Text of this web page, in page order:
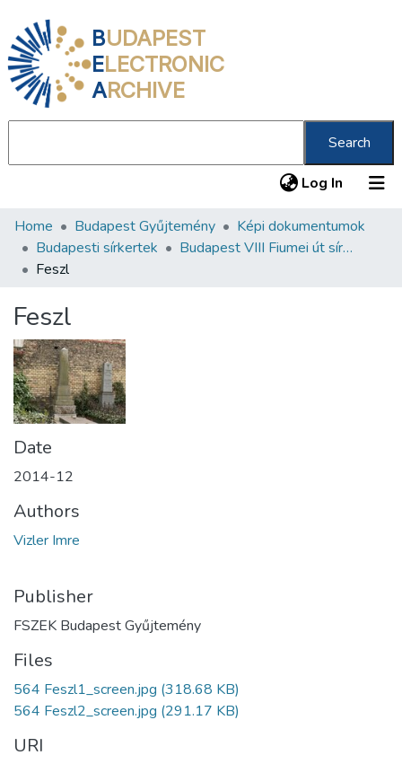
BUDAPEST
ELECTRONIC
ARCHIVE
Search
Log In (current)
Communities & Collections
All of DSpace
About us
Home Budapest Gyűjtemény
Képi dokumentumok
Budapesti sírkertek
Budapest VIII Fiumei út sírkert 3. rész
Feszl
Feszl
Date
2014-12
Authors
Vizler Imre
Publisher
FSZEK Budapest Gyűjtemény
Files
564 Feszl1_screen.jpg (318.68 KB)
564 Feszl2_screen.jpg (291.17 KB)
URI